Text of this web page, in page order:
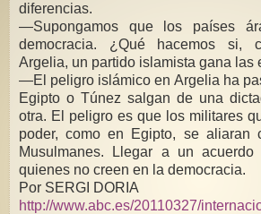
diferencias.
—Supongamos que los países
democracia. ¿Qué hacemos si,
Argelia, un partido islamista gana las
—El peligro islámico en Argelia ha
Egipto o Túnez salgan de una
otra. El peligro es que los militares
poder, como en Egipto, se aliaran
Musulmanes. Llegar a un
quienes no creen en la democracia.
Por SERGI DORIA
http://www.abc.es/20110327/